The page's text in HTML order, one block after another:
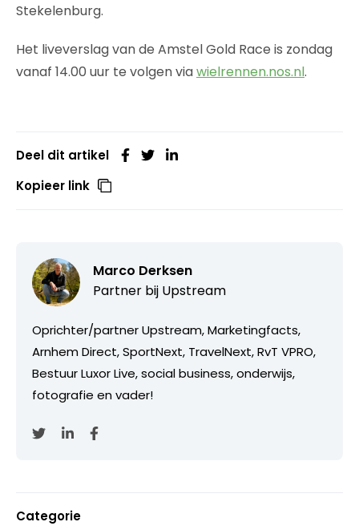
Stekelenburg.
Het liveverslag van de Amstel Gold Race is zondag
vanaf 14.00 uur te volgen viawielrennen.nos.nl.
Deel dit artikel
Kopieer link
Marco Derksen
Partner bij Upstream
Oprichter/partner Upstream, Marketingfacts,
Arnhem Direct, SportNext, TravelNext, RvT VPRO,
Bestuur Luxor Live, social business, onderwijs,
fotografie en vader!
Categorie